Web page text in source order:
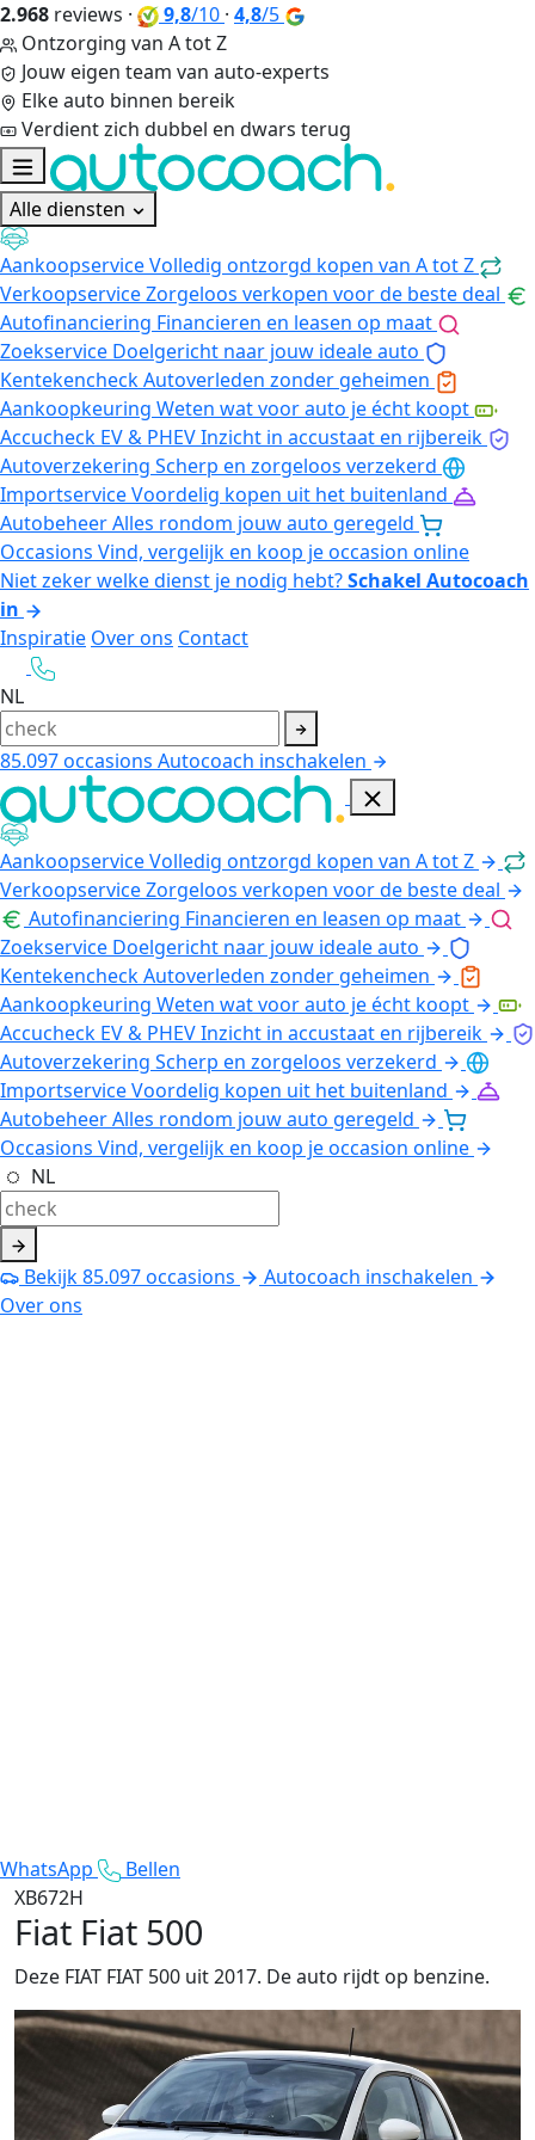
2.968 reviews · 9,8/10 · 4,8/5
Ontzorging van A tot Z
Jouw eigen team van auto-experts
Elke auto binnen bereik
Verdient zich dubbel en dwars terug
Alle diensten
AankoopserviceVolledig ontzorgd kopen van A tot Z
VerkoopserviceZorgeloos verkopen voor de beste deal
Autofinanciering Financieren en leasen op maat
Zoekservice Doelgericht naar jouw ideale auto
KentekencheckAutoverleden zonder geheimen
Aankoopkeuring Weten wat voor auto je écht koopt
Accucheck EV & PHEVInzicht in accustaat en rijbereik
Autoverzekering Scherp en zorgeloos verzekerd
ImportserviceVoordelig kopen uit het buitenland
AutobeheerAlles rondom jouw auto geregeld
Occasions Vind, vergelijk en koop je occasion online
Niet zeker welke dienst je nodig hebt?Schakel Autocoach
in
Inspiratie Over ons Contact
NL
85.097occasions Autocoach inschakelen
AankoopserviceVolledig ontzorgd kopen van A tot Z
VerkoopserviceZorgeloos verkopen voor de beste deal
Autofinanciering Financieren en leasen op maat
Zoekservice Doelgericht naar jouw ideale auto
KentekencheckAutoverleden zonder geheimen
Aankoopkeuring Weten wat voor auto je écht koopt
Accucheck EV & PHEVInzicht in accustaat en rijbereik
Autoverzekering Scherp en zorgeloos verzekerd
ImportserviceVoordelig kopen uit het buitenland
AutobeheerAlles rondom jouw auto geregeld
Occasions Vind, vergelijk en koop je occasion online
NL
Bekijk85.097occasions
Autocoach inschakelen
Over ons
WhatsApp
Bellen
XB672H
Fiat Fiat 500
Deze FIAT FIAT 500 uit 2017. De auto rijdt op benzine.